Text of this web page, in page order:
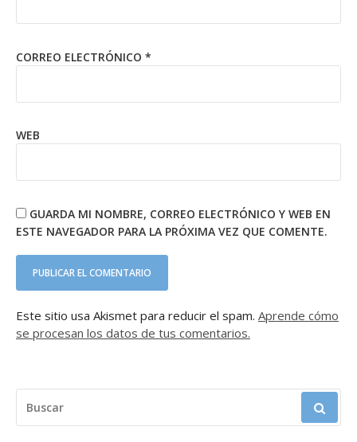
CORREO ELECTRÓNICO *
WEB
GUARDA MI NOMBRE, CORREO ELECTRÓNICO Y WEB EN
ESTE NAVEGADOR PARA LA PRÓXIMA VEZ QUE COMENTE.
Este sitio usa Akismet para reducir el spam. Aprende cómo
se procesan los datos de tus comentarios.